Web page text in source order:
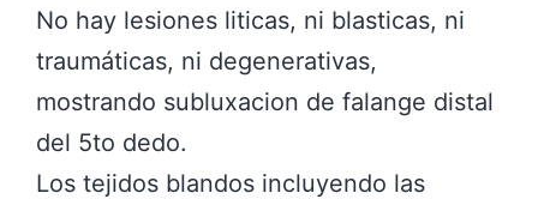
No hay lesiones liticas, ni blasticas, ni
traumáticas, ni degenerativas,
mostrando subluxacion de falange distal
del 5to dedo.
Los tejidos blandos incluyendo las